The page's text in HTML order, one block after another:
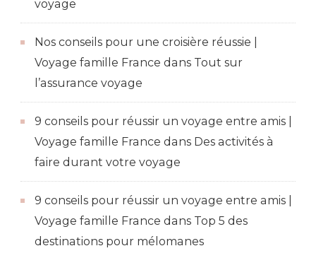
voyage
Nos conseils pour une croisière réussie |
Voyage famille France dans Tout sur
l’assurance voyage
9 conseils pour réussir un voyage entre amis |
Voyage famille France dans Des activités à
faire durant votre voyage
9 conseils pour réussir un voyage entre amis |
Voyage famille France dans Top 5 des
destinations pour mélomanes